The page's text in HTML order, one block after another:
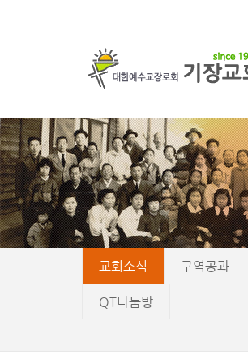
교회소식 구역공과
QT나눔방